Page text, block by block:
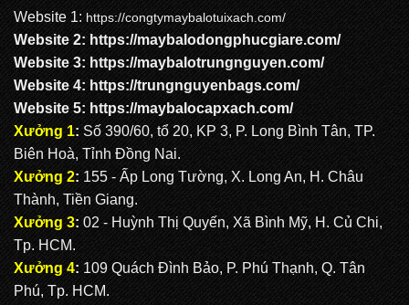
Website 1: https://congtymaybalotuixach.com/
Website 2: https://maybalodongphucgiare.com/
Website 3: https://maybalotrungnguyen.com/
Website 4: https://trungnguyenbags.com/
Website 5: https://maybalocapxach.com/
Xưởng 1: Số 390/60, tổ 20, KP 3, P. Long Bình Tân, TP.
Biên Hoà, Tỉnh Đồng Nai.
Xưởng 2: 155 - Ấp Long Tường, X. Long An, H. Châu
Thành, Tiền Giang.
Xưởng 3: 02 - Huỳnh Thị Quyến, Xã Bình Mỹ, H. Củ Chi,
Tp. HCM.
Xưởng 4: 109 Quách Đình Bảo, P. Phú Thạnh, Q. Tân
Phú, Tp. HCM.